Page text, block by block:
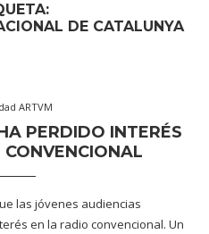
DE CATALUNYA
ARTVM
PERDIDO INTERÉS
las jóvenes audiencias
en la radio convencional. Un